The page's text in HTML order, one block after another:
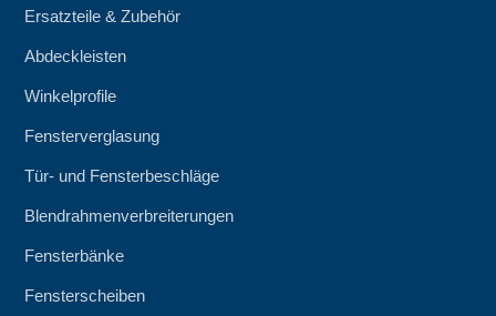
Ersatzteile & Zubehör
Abdeckleisten
Winkelprofile
Fensterverglasung
Tür- und Fensterbeschläge
Blendrahmenverbreiterungen
Fensterbänke
Fensterscheiben